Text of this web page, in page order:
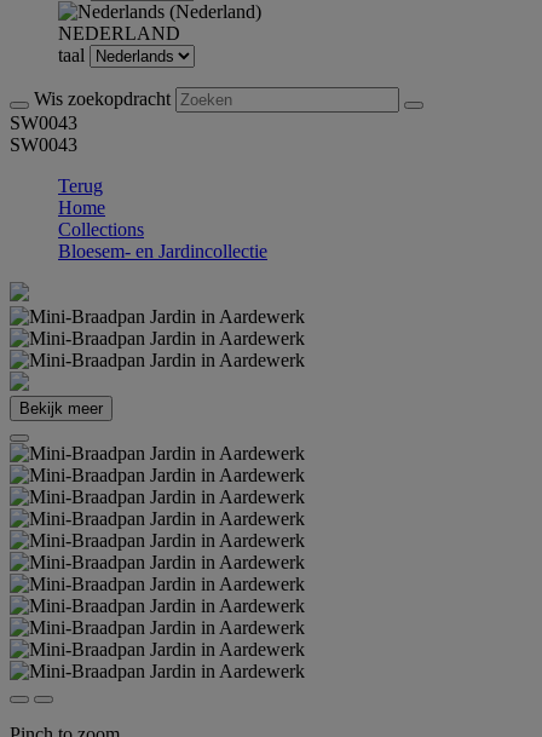
NEDERLAND
taal
Wis zoekopdracht
SW0043
SW0043
Terug
Home
Collections
Bloesem- en Jardincollectie
Bekijk meer